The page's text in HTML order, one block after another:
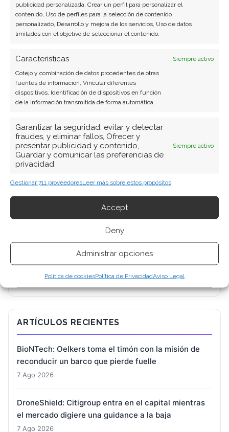
publicidad personalizada, Crear un perfil para personalizar el
contenido, Uso de perfiles para la selección de contenido
personalizado, Desarrollo y mejora de los servicios, Uso de datos
limitados con el objetivo de seleccionar el contenido.
Características
Siempre activo
Cotejo y combinación de datos procedentes de otras
fuentes de información, Vincular diferentes
dispositivos, Identificación de dispositivos en función
de la información transmitida de forma automática.
Garantizar la seguridad, evitar y detectar
fraudes, y eliminar fallos, Ofrecer y
presentar publicidad y contenido,
Guardar y comunicar las preferencias de
privacidad.
Siempre activo
Gestionar 711 proveedoresLeer más sobre estos propósitos
Accept
Deny
Administrar opciones
Política de cookiesPolítica de PrivacidadAviso Legal
Ver todos los artículos →
BUSCAR
ARTÍCULOS RECIENTES
BioNTech: Oelkers toma el timón con la misión de
reconducir un barco que pierde fuelle
7 Ago 2026
DroneShield: Citigroup entra en el capital mientras
el mercado digiere una guidance a la baja
7 Ago 2026